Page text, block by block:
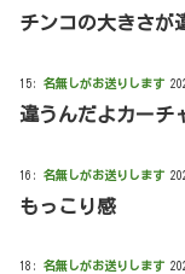
チンコの大きさが
15: 名無しがお送りします
違うんだよカーチ
16: 名無しがお送りします
もっこり感
18: 名無しがお送りします